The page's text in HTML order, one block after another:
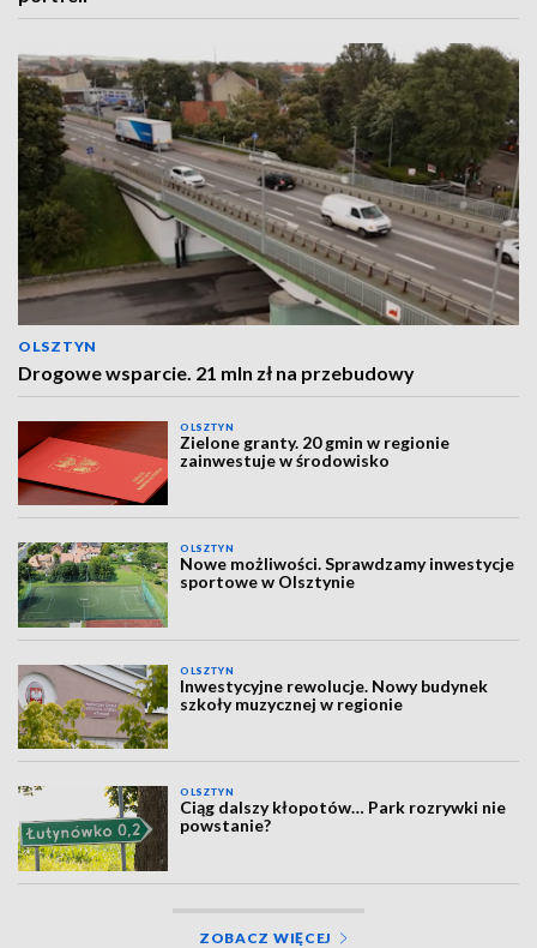
OLSZTYN
Drogowe wsparcie. 21 mln zł na przebudowy
OLSZTYN
Zielone granty. 20 gmin w regionie
zainwestuje w środowisko
OLSZTYN
Nowe możliwości. Sprawdzamy inwestycje
sportowe w Olsztynie
OLSZTYN
Inwestycyjne rewolucje. Nowy budynek
szkoły muzycznej w regionie
OLSZTYN
Ciąg dalszy kłopotów… Park rozrywki nie
powstanie?
ZOBACZ WIĘCEJ